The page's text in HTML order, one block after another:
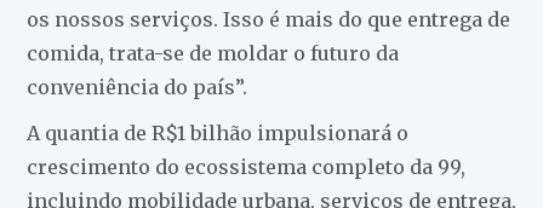
os nossos serviços. Isso é mais do que entrega de
comida, trata-se de moldar o futuro da
conveniência do país”.
A quantia de R$1 bilhão impulsionará o
crescimento do ecossistema completo da 99,
incluindo mobilidade urbana, serviços de entrega,